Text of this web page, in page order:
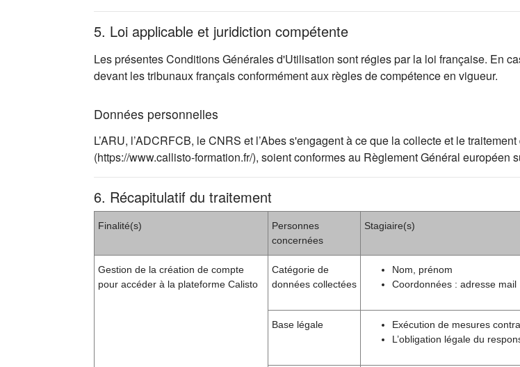
5. Loi applicable et juridiction compétente
Les présentes Conditions Générales d'Utilisation sont régies par la loi française. En
devant les tribunaux français conformément aux règles de compétence en vigueur.
Données personnelles
L’ARU, l’ADCRFCB, le CNRS et l’Abes s'engagent à ce que la collecte et le
(https://www.callisto-formation.fr/), soient conformes au Règlement Général européen
6. Récapitulatif du traitement
Finalité(s)
Personnes
concernées
Stagiaire(s)
Gestion de la création de compte
pour accéder à la plateforme Calisto
Catégorie de
données collectées
Nom, prénom
Coordonnées : adresse mail
Base légale
Exécution de mesures
L’obligation légale du